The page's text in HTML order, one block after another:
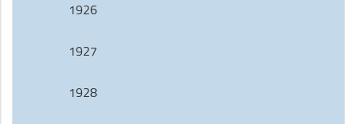
1926
1927
1928